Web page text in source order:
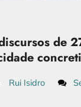
de
Rui Isidro